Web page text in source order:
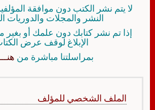
لا يتم نشر الكتب دون موافقة
النشر والمجلات والدوريات
إذا تم نشر كتابك دون علمك أو بغير
الإبلاغ لوقف عرض
بمراسلتنا مباشرة من
الملف الشخصي للمؤلف